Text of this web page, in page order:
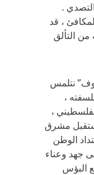
.
، قد
التألق
نتلمس
،
،
مشرق
الوطن
جهد وعناء
البؤس